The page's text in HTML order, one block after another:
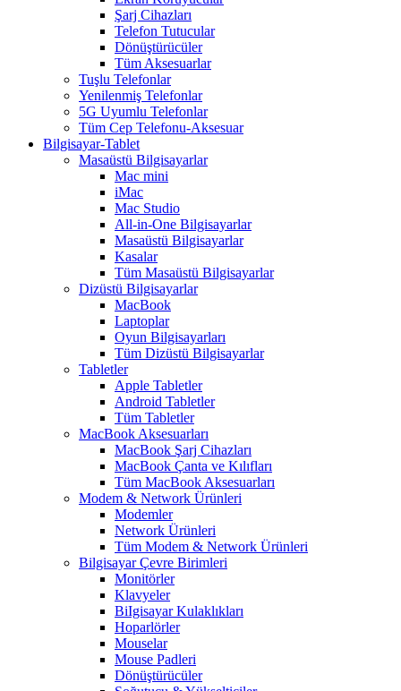
Şarj Cihazları
Telefon Tutucular
Dönüştürücüler
Tüm Aksesuarlar
Tuşlu Telefonlar
Yenilenmiş Telefonlar
5G Uyumlu Telefonlar
Tüm Cep Telefonu-Aksesuar
Bilgisayar-Tablet
Masaüstü Bilgisayarlar
Mac mini
iMac
Mac Studio
All-in-One Bilgisayarlar
Masaüstü Bilgisayarlar
Kasalar
Tüm Masaüstü Bilgisayarlar
Dizüstü Bilgisayarlar
MacBook
Laptoplar
Oyun Bilgisayarları
Tüm Dizüstü Bilgisayarlar
Tabletler
Apple Tabletler
Android Tabletler
Tüm Tabletler
MacBook Aksesuarları
MacBook Şarj Cihazları
MacBook Çanta ve Kılıfları
Tüm MacBook Aksesuarları
Modem & Network Ürünleri
Modemler
Network Ürünleri
Tüm Modem & Network Ürünleri
Bilgisayar Çevre Birimleri
Monitörler
Klavyeler
BiIgisayar Kulaklıkları
Hoparlörler
Mouselar
Mouse Padleri
Dönüştürücüler